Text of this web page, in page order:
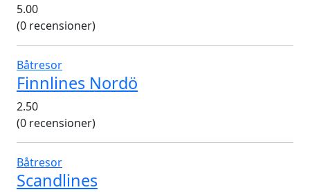
5.00
(0 recensioner)
Båtresor
Finnlines Nordö
2.50
(0 recensioner)
Båtresor
Scandlines